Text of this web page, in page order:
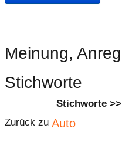
Meinung,
Stichworte
Stichworte
Zurück zu Auto